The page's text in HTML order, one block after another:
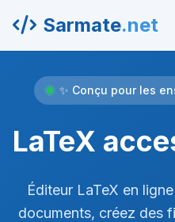
Sarmate.net
✨ Conçu pour les
LaTeX
Éditeur LaTeX en
documents, créez des